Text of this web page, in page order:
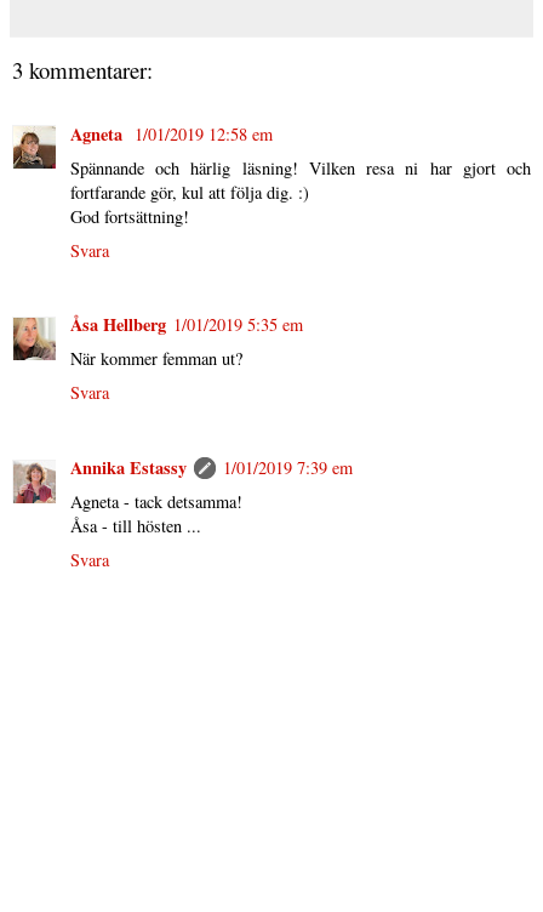
3 kommentarer:
Agneta
1/01/2019 12:58 em
Spännande och härlig läsning! Vilken resa ni har gjort och
fortfarande gör, kul att följa dig. :)
God fortsättning!
Svara
Åsa Hellberg 1/01/2019 5:35 em
När kommer femman ut?
Svara
Annika Estassy
1/01/2019 7:39 em
Agneta - tack detsamma!
Åsa - till hösten ...
Svara